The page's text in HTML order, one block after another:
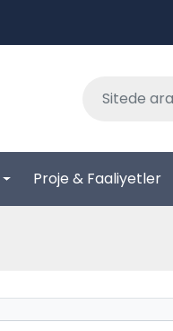
Proje & Faaliyetler